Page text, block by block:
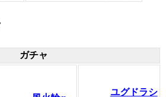
ガチャ
ユグドラシ